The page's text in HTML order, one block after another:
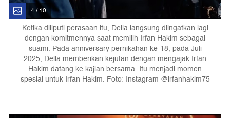
4 / 10
Ketika diliputi perasaan itu, Della langsung diingatkan lagi
dengan komitmennya saat memilih Irfan Hakim sebagai
suami. Pada anniversary pernikahan ke-18, pada Juli
2025, Della memberikan kejutan dengan mengajak Irfan
Hakim datang ke kajian bersama. Itu menjadi momen
spesial untuk Irfan Hakim. Foto: Instagram @irfanhakim75